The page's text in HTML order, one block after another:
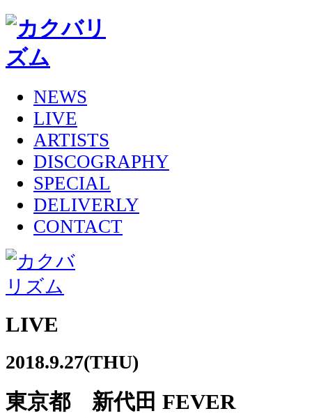
NEWS
LIVE
ARTISTS
DISCOGRAPHY
SPECIAL
DELIVERLY
CONTACT
LIVE
2018.9.27(THU)
東京都 新代田 FEVER